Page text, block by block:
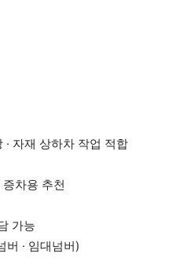
· 자재 상하차 작업 적합
차용 추천
가능
버 · 임대넘버)